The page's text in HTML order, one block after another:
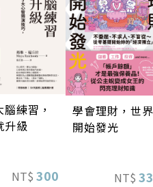
練習，
升級
NT$ 300
學會理財，世界
開始發光
NT$